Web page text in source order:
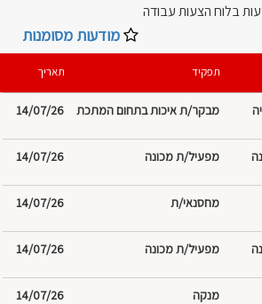
בלוחהצעות עבודה
מודעות מסומנות
תפקיד תאריך
מבקר/ת איכות בתחום המתכת 14/07/26
מפעיל/ת מכונה 14/07/26
מחסנאי/ת 14/07/26
מפעיל/ת מכונה 14/07/26
מנקה 14/07/26